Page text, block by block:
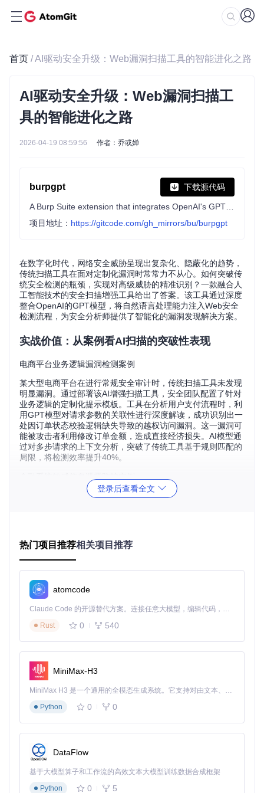
首页 / AI驱动安全升级：Web漏洞扫描工具的智能进化之路
AI驱动安全升级：Web漏洞扫描工
具的智能进化之路
2026-04-19 08:59:56 作者：乔或婵
burpgpt 下载源代码
项目地址： https://gitcode.com/gh_mirrors/bu/burpgpt
在数字化时代，网络安全威胁呈现出复杂化、隐蔽化的趋势，
传统扫描工具在面对定制化漏洞时常常力不从心。如何突破传
统安全检测的瓶颈，实现对高级威胁的精准识别？一款融合人
工智能技术的安全扫描增强工具给出了答案。该工具通过深度
整合OpenAI的GPT模型，将自然语言处理能力注入Web安全
检测流程，为安全分析师提供了智能化的漏洞发现解决方案。
实战价值：从案例看AI扫描的突破性表现
电商平台业务逻辑漏洞检测案例
某大型电商平台在进行常规安全审计时，传统扫描工具未发现
明显漏洞。通过部署该AI增强扫描工具，安全团队配置了针对
业务逻辑的定制化提示模板。工具在分析用户支付流程时，利
用GPT模型对请求参数的关联性进行深度解读，成功识别出一
处因订单状态校验逻辑缺失导致的越权访问漏洞。这一漏洞可
能被攻击者利用修改订单金额，造成直接经济损失。AI模型通
过对多步请求的上下文分析，突破了传统工具基于规则匹配的
局限，将检测效率提升40%。
某银行在实施API安全测试中，面临海量请求数据的人工审计
常响应。经人工验证，发现某接口在特定错误场景下会泄露完
整用户信息。该工具通过自然语言理解技术，实现了对非结构
化响应数据的智能筛查，使敏感信息泄露检测覆盖率提升至9
8%。
核心能力解析：AI如何重塑扫描逻辑
方案：GPT模型的深度整合
该工具构建了基于GPT模型的双层分析架构：第一层通过结构
化解析将HTTP流量转换为自然语言描述，第二层利用定制提
的文本描述，保留关键参数和上下文信息
提示工程模块
业务场景定义分析规则
响应解析器
：将GPT模型的自然语言输出转换为结构化漏洞
登录后查看全文
热门项目推荐相关项目推荐
atomcode
Claude Code 的开源替代方案。连接任意大模型，编辑代码，运行命令，自动验证 — 全自动执行。用 Rust 构建，极致性能。 ｜ An open-source alternative to Claude Code. Connect any LLM, edit code, run commands, and verify changes — autonomously. Built in Rust for speed. Get Started
Rust
0 540
MiniMax-H3
MiniMax H3 是一个通用的全模态生成系统。它支持对由文本、图像、视频和音频组成的多模态上下文进行统一理解，并能生成分辨率高达 2K、时长可达 15 秒的带原生立体声音频的视频。得益于面向任务泛化的系统设计，H3 在预训练阶段就已具备广泛的多模态上下文理解与生成能力，能够出色地执行复杂的多模态指令。
Python
0 0
DataFlow
基于大模型算子和工作流的高效文本大模型训练数据合成框架
Python
0 5